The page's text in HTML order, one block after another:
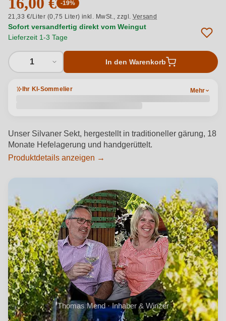
-19%
21,33 €/Liter (0,75 Liter) inkl. MwSt.,zzgl.Versand
Sofort versandfertig direkt vom Weingut
Lieferzeit 1-3 Tage
1 In den Warenkorb
Ihr KI-Sommelier Mehr
Unser Silvaner Sekt, hergestellt in traditioneller gärung, 18
Monate Hefelagerung und handgerüttelt.
Produktdetails anzeigen →
Thomas Mend · Inhaber & Winzer